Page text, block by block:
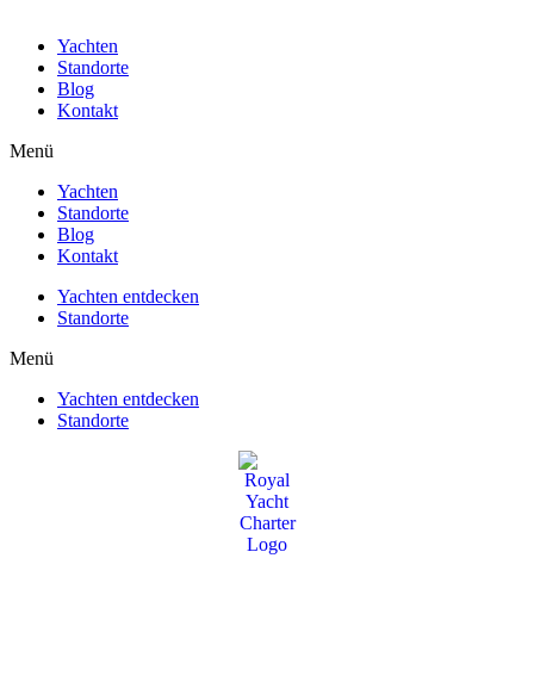
Yachten
Standorte
Blog
Kontakt
Menü
Yachten
Standorte
Blog
Kontakt
Yachten entdecken
Standorte
Menü
Yachten entdecken
Standorte